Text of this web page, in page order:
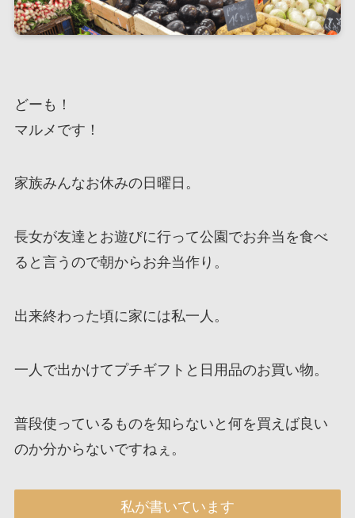
どーも！
マルメです！
家族みんなお休みの日曜日。
長女が友達とお遊びに行って公園でお弁当を食べ
ると言うので朝からお弁当作り。
出来終わった頃に家には私一人。
一人で出かけてプチギフトと日用品のお買い物。
普段使っているものを知らないと何を買えば良い
のか分からないですねぇ。
私が書いています